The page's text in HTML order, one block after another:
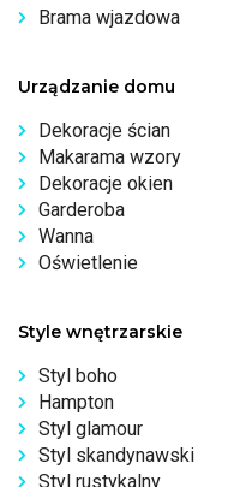
Brama wjazdowa
Urządzanie domu
Dekoracje ścian
Makarama wzory
Dekoracje okien
Garderoba
Wanna
Oświetlenie
Style wnętrzarskie
Styl boho
Hampton
Styl glamour
Styl skandynawski
Styl rustykalny